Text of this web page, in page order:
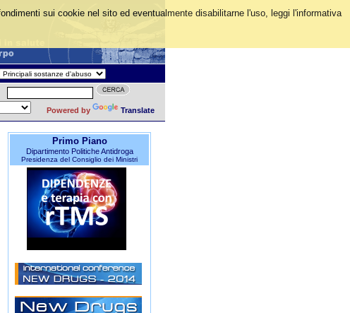
Powered by Translate
Primo Piano
Dipartimento Politiche Antidroga
Presidenza del Consiglio dei Ministri
sui cookie nel sito ed eventualmente disabilitarne l'uso, leggi l'informativa